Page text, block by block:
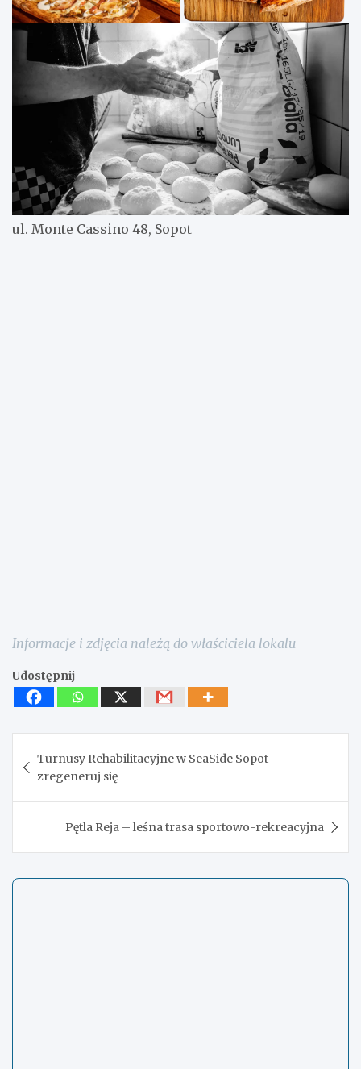
ul. Monte Cassino 48, Sopot
Informacje i zdjęcia należą do właściciela lokalu
Udostępnij
wpisu
Turnusy Rehabilitacyjne w SeaSide Sopot –
zregeneruj się
Pętla Reja – leśna trasa sportowo-rekreacyjna